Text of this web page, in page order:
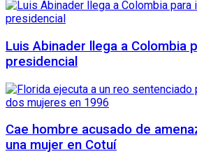
Luis Abinader llega a Colombia
presidencial
Cae hombre acusado de
una mujer en Cotuí